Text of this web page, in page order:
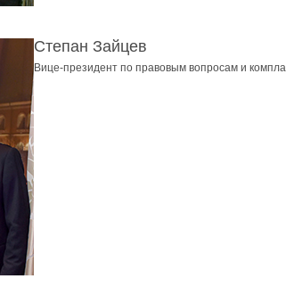
Степан Зайцев
Вице-президент по правовым вопросам и